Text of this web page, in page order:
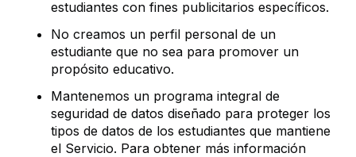
estudiantes con fines publicitarios específicos.
No creamos un perfil personal de un
estudiante que no sea para promover un
propósito educativo.
Mantenemos un programa integral de
seguridad de datos diseñado para proteger los
tipos de datos de los estudiantes que mantiene
el Servicio. Para obtener más información